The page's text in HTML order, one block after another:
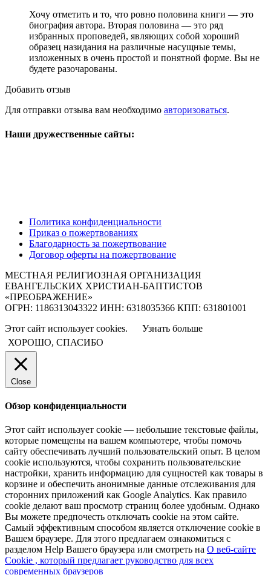
Хочу отметить и то, что ровно половина книги — это
биография автора. Вторая половина — это ряд
избранных проповедей, являющих собой хороший
образец назидания на различные насущные темы,
изложенных в очень простой и понятной форме. Вы не
будете разочарованы.
Добавить отзыв
Для отправки отзыва вам необходимо авторизоваться.
Наши дружественные сайты:
Политика конфиденциальности
Приказ о пожертвованиях
Благодарность за пожертвование
Договор оферты на пожертвование
МЕСТНАЯ РЕЛИГИОЗНАЯ ОРГАНИЗАЦИЯ
ЕВАНГЕЛЬСКИХ ХРИСТИАН-БАПТИСТОВ
«ПРЕОБРАЖЕНИЕ»
ОГРН: 1186313043322 ИНН: 6318035366 КПП: 631801001
Этот сайт использует cookies.
Узнать больше
ХОРОШО, СПАСИБО
Close
Обзор конфиденциальности
Этот сайт использует cookie — небольшие текстовые файлы,
которые помещены на вашем компьютере, чтобы помочь
сайту обеспечивать лучший пользовательский опыт. В целом
cookie используются, чтобы сохранить пользовательские
настройки, хранить информацию для сущностей как товары в
корзине и обеспечить анонимные данные отслеживания для
сторонних приложений как Google Analytics. Как правило
cookie делают ваш просмотр страниц более удобным. Однако
Вы можете предпочесть отключать cookie на этом сайте.
Самый эффективным способом является отключение cookie в
Вашем браузере. Для этого предлагаем ознакомиться с
разделом Help Вашего браузера или смотреть на О веб-сайте
Cookie , который предлагает руководство для всех
современных браузеров